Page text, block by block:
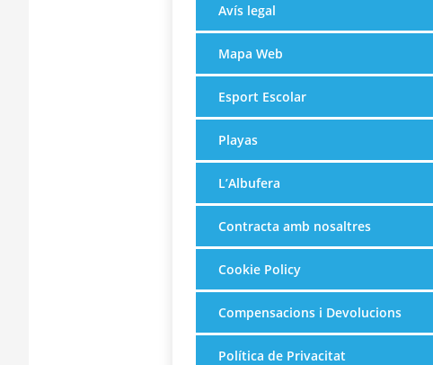
Avís legal
Mapa Web
Esport Escolar
Playas
L’Albufera
Contracta amb nosaltres
Cookie Policy
Compensacions i Devolucions
Política de Privacitat